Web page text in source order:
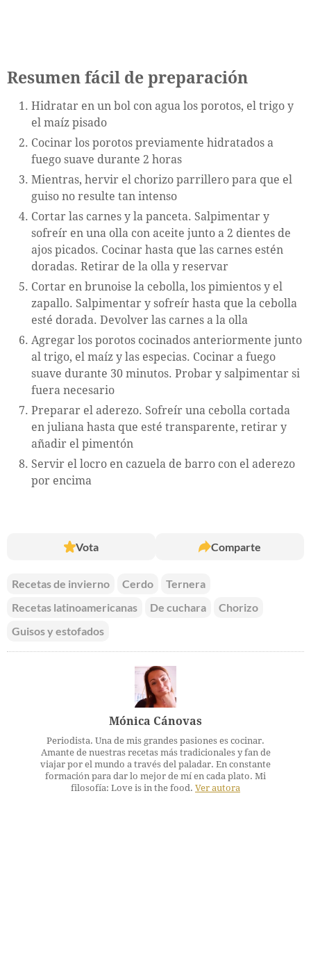
Resumen fácil de preparación
Hidratar en un bol con agua los porotos, el trigo y
el maíz pisado
Cocinar los porotos previamente hidratados a
fuego suave durante 2 horas
Mientras, hervir el chorizo parrillero para que el
guiso no resulte tan intenso
Cortar las carnes y la panceta. Salpimentar y
sofreír en una olla con aceite junto a 2 dientes de
ajos picados. Cocinar hasta que las carnes estén
doradas. Retirar de la olla y reservar
Cortar en brunoise la cebolla, los pimientos y el
zapallo. Salpimentar y sofreír hasta que la cebolla
esté dorada. Devolver las carnes a la olla
Agregar los porotos cocinados anteriormente junto
al trigo, el maíz y las especias. Cocinar a fuego
suave durante 30 minutos. Probar y salpimentar si
fuera necesario
Preparar el aderezo. Sofreír una cebolla cortada
en juliana hasta que esté transparente, retirar y
añadir el pimentón
Servir el locro en cazuela de barro con el aderezo
por encima
Vota Comparte
Recetas de invierno Cerdo
Ternera
Recetas latinoamericanas
De cuchara
Chorizo
Guisos y estofados
Mónica Cánovas
Periodista. Una de mis grandes pasiones es cocinar.
Amante de nuestras recetas más tradicionales y fan de
viajar por el mundo a través del paladar. En constante
formación para dar lo mejor de mí en cada plato. Mi
filosofía: Love is in the food. Ver autora